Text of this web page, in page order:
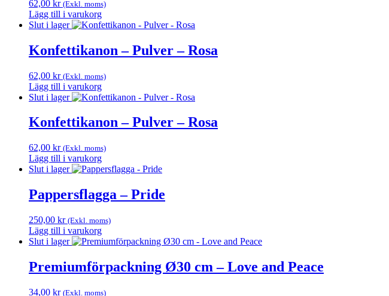
62,00 kr (Exkl. moms)
Lägg till i varukorg
Slut i lager
Konfettikanon – Pulver – Rosa
62,00 kr (Exkl. moms)
Lägg till i varukorg
Slut i lager
Konfettikanon – Pulver – Rosa
62,00 kr (Exkl. moms)
Lägg till i varukorg
Slut i lager
Pappersflagga – Pride
250,00 kr (Exkl. moms)
Lägg till i varukorg
Slut i lager
Premiumförpackning Ø30 cm – Love and Peace
34,00 kr (Exkl. moms)